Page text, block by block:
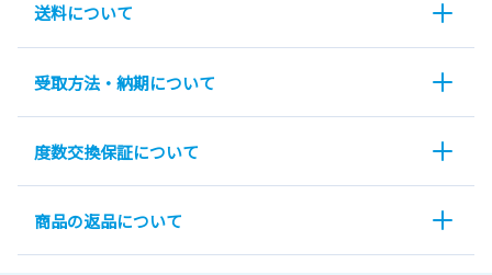
送料について
受取方法・納期について
度数交換保証について
商品の返品について